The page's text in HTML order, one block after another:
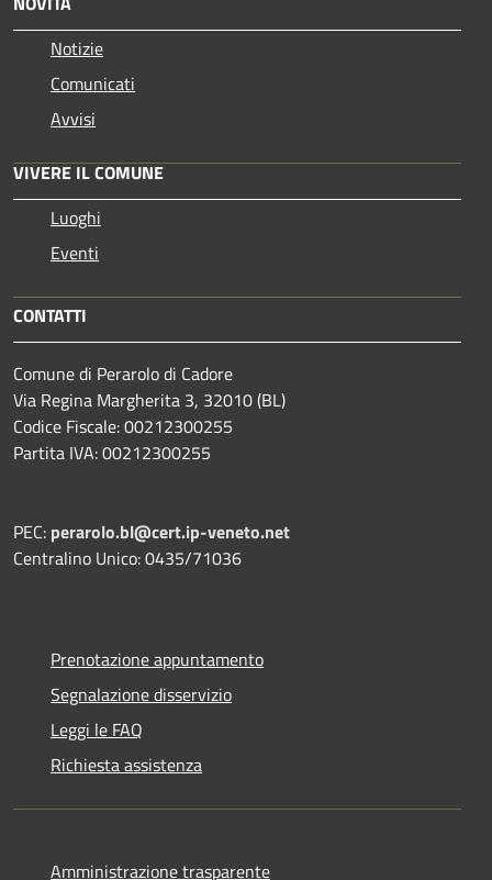
Notizie
Comunicati
Avvisi
VIVERE IL COMUNE
Luoghi
Eventi
CONTATTI
Comune di Perarolo di Cadore
Via Regina Margherita 3, 32010 (BL)
Codice Fiscale: 00212300255
Partita IVA: 00212300255
PEC: perarolo.bl@cert.ip-veneto.net
Centralino Unico: 0435/71036
Prenotazione appuntamento
Segnalazione disservizio
Leggi le FAQ
Richiesta assistenza
Amministrazione trasparente